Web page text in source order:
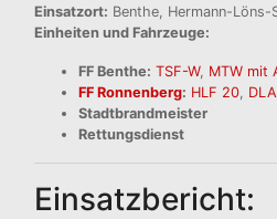
Einsatzort: Benthe, Hermann-Löns-
Einheiten und Fahrzeuge:
FF Benthe: TSF-W, MTW mit
FF Ronnenberg: HLF 20,
Stadtbrandmeister
Rettungsdienst
Einsatzbericht: